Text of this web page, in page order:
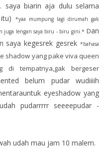
saya biarin aja dulu selama
*yaa mumpung lagi dirumah gak
juga lengan saya biru - biru gini.* Dan
saya kegesrek gesrek *bahasa
shadow yang pake viva queen
tempatnya,gak bergeser
belum pudar wudiiiih
eyeshadow yang
pudarrrrr seeeepudar -
udah mau jam 10 malem.